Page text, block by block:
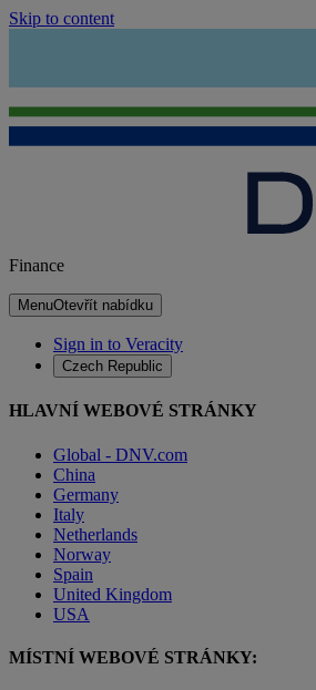
Skip to content
Finance
MenuOtevřít nabídku
Sign in to Veracity
Czech Republic
HLAVNÍ WEBOVÉ STRÁNKY
Global - DNV.com
China
Germany
Italy
Netherlands
Norway
Spain
United Kingdom
USA
MÍSTNÍ WEBOVÉ STRÁNKY: